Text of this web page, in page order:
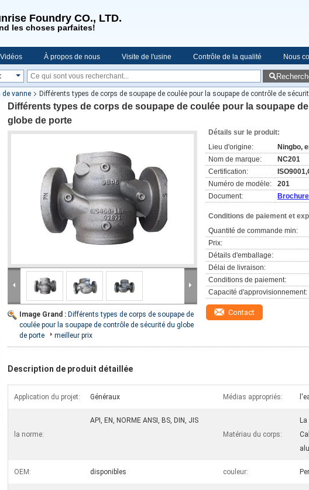
Foundry CO., LTD.
les choses parfaites!
Vidéos À propos de nous Visite de l'usine Contrôle de la qualité Nous
de vanne
Différents types de corps de soupape de coulée pour la soupape de contrôle de
Différents types de corps de soupape de coulée pour la soupape
globe de porte
Image Grand : Différents types de corps de soupape de
coulée pour la soupape de contrôle de sécurité du globe
de porte
meilleur prix
Détails sur le produit:
Lieu d'origine:
Ningbo,
Nom de marque:
NC201
Certification:
Numéro de modèle:
201
Document:
Conditions de paiement et
Quantité de commande min:
Prix:
Détails d'emballage:
Délai de livraison:
Conditions de paiement:
Capacité d'approvisionnement:
Contact
Description de produit détaillée
Application du projet: Généraux Médias appropriés:
la norme:
API, EN, NORME ANSI, BS, DIN, JIS
Matériau du corps:
OEM: disponibles couleur: